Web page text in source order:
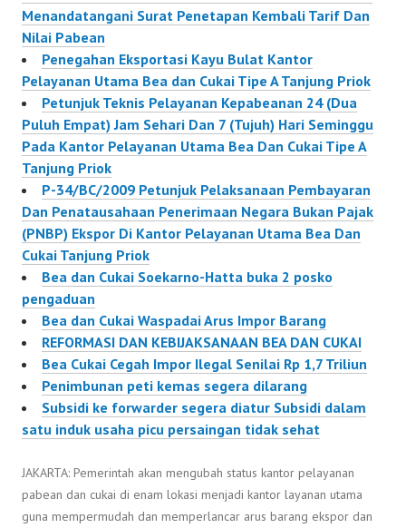
Menandatangani Surat Penetapan Kembali Tarif Dan
Nilai Pabean
Penegahan Eksportasi Kayu Bulat Kantor
Pelayanan Utama Bea dan Cukai Tipe A Tanjung Priok
Petunjuk Teknis Pelayanan Kepabeanan 24 (Dua
Puluh Empat) Jam Sehari Dan 7 (Tujuh) Hari Seminggu
Pada Kantor Pelayanan Utama Bea Dan Cukai Tipe A
Tanjung Priok
P-34/BC/2009 Petunjuk Pelaksanaan Pembayaran
Dan Penatausahaan Penerimaan Negara Bukan Pajak
(PNBP) Ekspor Di Kantor Pelayanan Utama Bea Dan
Cukai Tanjung Priok
Bea dan Cukai Soekarno-Hatta buka 2 posko
pengaduan
Bea dan Cukai Waspadai Arus Impor Barang
REFORMASI DAN KEBIJAKSANAAN BEA DAN CUKAI
Bea Cukai Cegah Impor Ilegal Senilai Rp 1,7 Triliun
Penimbunan peti kemas segera dilarang
Subsidi ke forwarder segera diatur Subsidi dalam
satu induk usaha picu persaingan tidak sehat
JAKARTA: Pemerintah akan mengubah status kantor pelayanan
pabean dan cukai di enam lokasi menjadi kantor layanan utama
guna mempermudah dan memperlancar arus barang ekspor dan